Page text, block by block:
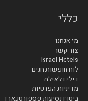
כללי
מי אנחנו
צור קשר
Israel Hotels
לוח חופשות חגים
דילים לאילת
מדיניות הפרטיות
ביטוח נסיעות פספורטכארד